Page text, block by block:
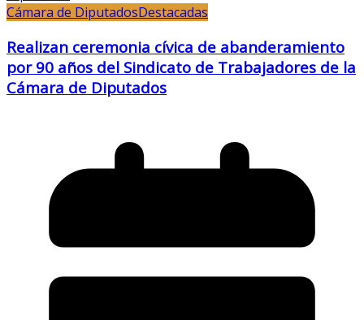
Cámara de DiputadosDestacadas
Realizan ceremonia cívica de abanderamiento
por 90 años del Sindicato de Trabajadores de la
Cámara de Diputados